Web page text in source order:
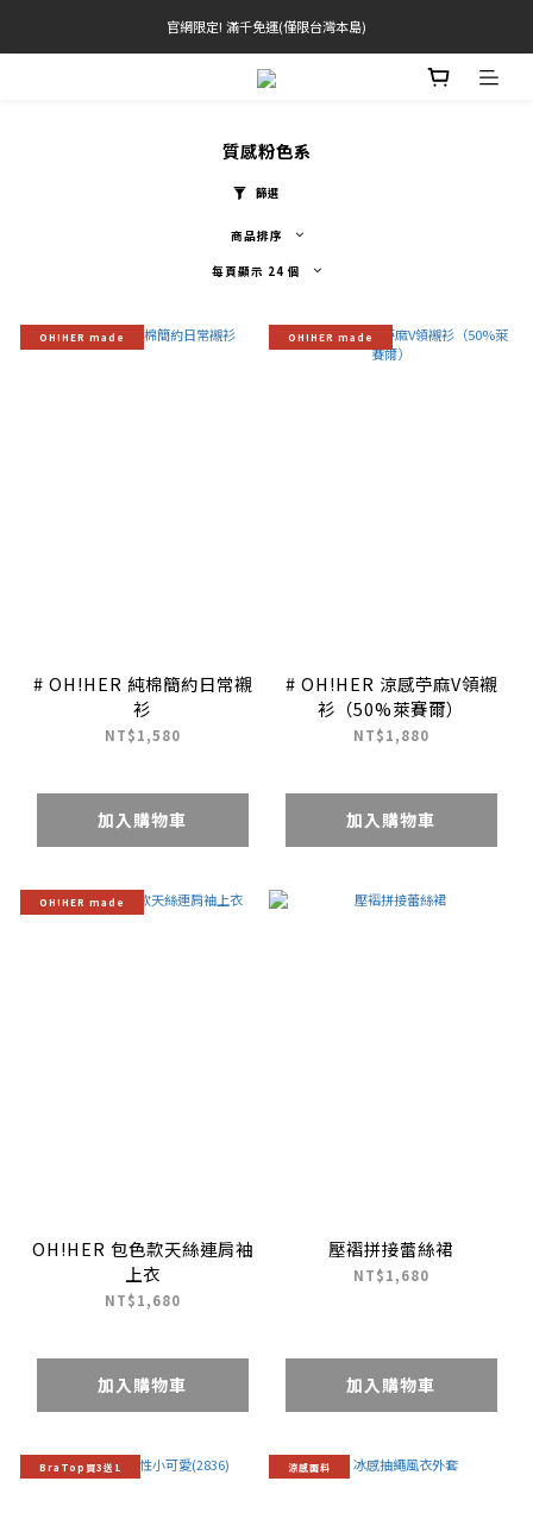
官網限定! 滿千免運(僅限台灣本島)
官網限定! 滿千免運(僅限台灣本島)
滿3000現折200(不累折) 滿3500送品牌禮
官網限定! 滿千免運(僅限台灣本島)
質感粉色系
篩選
商品排序
每頁顯示 24 個
OH!HER made
# OH!HER 純棉簡約日常襯
衫
NT$1,580
加入購物車
OH!HER made
# OH!HER 涼感苧麻V領襯
衫（50%萊賽爾）
NT$1,880
加入購物車
OH!HER made
OH!HER 包色款天絲連肩袖
上衣
NT$1,680
加入購物車
壓褶拼接蕾絲裙
NT$1,680
加入購物車
BraTop買3送1 涼感面料